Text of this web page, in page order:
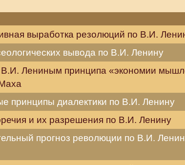
выработка резолюций по В.И.
вывода по В.И. Ленину
В.И. Лениным принципа «экономии
принципы диалектики по В.И. Ленину
и их разрешения по В.И. Ленину
прогноз революции по В.И.